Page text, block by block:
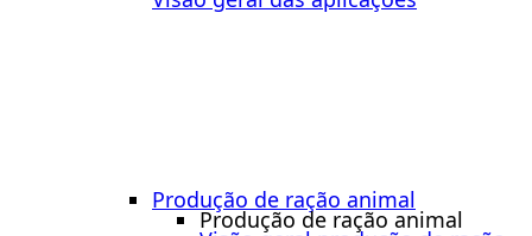
Produção de ração animal
Produção de ração animal